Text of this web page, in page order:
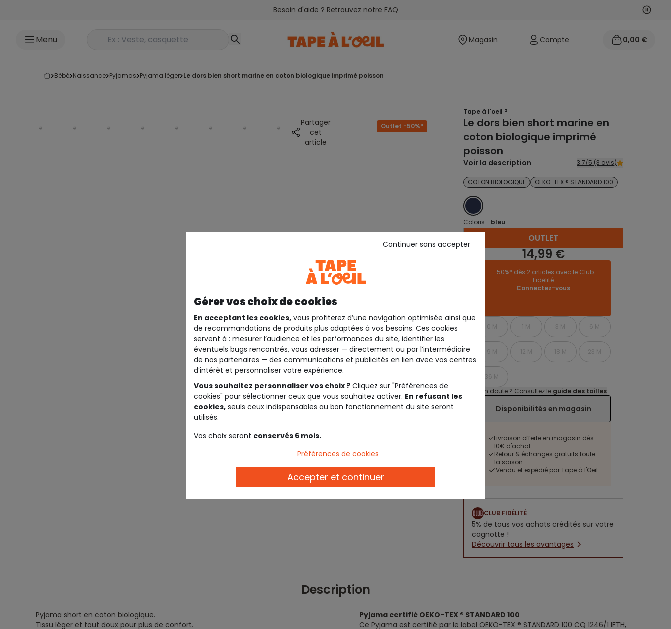
Besoin d'aide ? Retrouvez notre FAQ
Menu Rechercher un produit Magasin Compte 0,00 €
bébé naissance pyjamas pyjama léger le dors bien short marine en coton biologique imprimé poisson
Partager
cet
article
Outlet -50%*
Tape à l'oeil ®
Le dors bien short marine en
coton biologique imprimé
poisson
Voir la description 3.7/5 (3 avis)
COTON BIOLOGIQUE OEKO-TEX ® STANDARD 100
BLEU
Coloris : bleu
OUTLET
14,99 €
-50%* dès 2 articles avec le Club
Fidélité
Connectez-vous
0 M 1 M 3 M 6 M
9 M 12 M 18 M 23 M
36 M
Un doute ? Consultez le guide des tailles
Disponibilités en magasin
Livraison offerte en magasin dès
10€ d'achat
Retour & échanges gratuits toute
la saison
Vendu et expédié par Tape à l'Oeil
CLUB FIDÉLITÉ
5% de tous vos achats crédités sur votre
cagnotte !
Découvrir tous les avantages
Description
Pyjama short en coton biologique.
Tissu léger et tout doux pour plus de confort.
Pyjama certifié OEKO-TEX ® STANDARD 100
Ce Pyjama est certifié par le label OEKO-TEX ® STANDARD 100 CQ 1246/1 IFTH,
Gérer vos choix de cookies
En acceptant les cookies, vous profiterez d’une navigation optimisée ainsi que
de recommandations de produits plus adaptées à vos besoins. Ces cookies
servent à : mesurer l’audience et les performances du site, identifier les
éventuels bugs rencontrés, vous adresser — directement ou par l’intermédiaire
de nos partenaires — des communications et publicités en lien avec vos centres
d’intérêt et personnaliser votre expérience.
Vous souhaitez personnaliser vos choix ? Cliquez sur "Préférences de
cookies" pour sélectionner ceux que vous souhaitez activer. En refusant les
cookies, seuls ceux indispensables au bon fonctionnement du site seront
utilisés.
Vos choix seront conservés 6 mois.
Continuer sans accepter
Préférences de cookies
Accepter et continuer